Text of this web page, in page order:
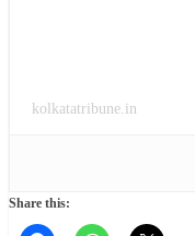
kolkatatribune.in
Share this: